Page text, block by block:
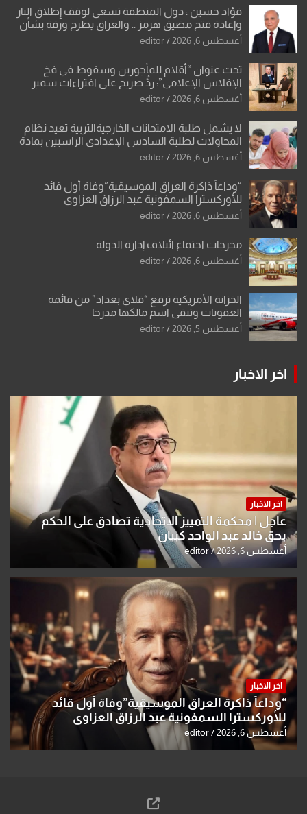
فؤاد حسين : دول المنطقة تسعى لوقف إطلاق النار
وإعادة فتح مضيق هرمز .. والعراق يطرح ورقة بشأن
تحولات القدس
أغسطس 6, 2026 editor
تحت عنوان “أقلام للمأجورين وسقوط في فخ
الإفلاس الإعلامي”: ردٌّ صريح على افتراءات سمير
الشكرجي
أغسطس 6, 2026 editor
لا يشمل طلبة الامتحانات الخارجيةالتربية تعيد نظام
المحاولات لطلبة السادس الإعدادي الراسبين بمادة
أو مادتين
أغسطس 6, 2026 editor
“وداعاً ذاكرة العراق الموسيقية”وفاة أول قائد
للأوركسترا السمفونية عبد الرزاق العزاوي
أغسطس 6, 2026 editor
مخرجات اجتماع ائتلاف إدارة الدولة
أغسطس 6, 2026 editor
الخزانة الأمريكية ترفع “فلاي بغداد” من قائمة
العقوبات وتبقي اسم مالكها مدرجا
أغسطس 5, 2026 editor
اخر الاخبار
اخر الاخبار
عاجل | محكمة التمييز الاتحادية تصادق على الحكم
بحق خالد عبد الواحد كبيان
أغسطس 6, 2026 editor
اخر الاخبار
“وداعاً ذاكرة العراق الموسيقية”وفاة أول قائد
للأوركسترا السمفونية عبد الرزاق العزاوي
أغسطس 6, 2026 editor